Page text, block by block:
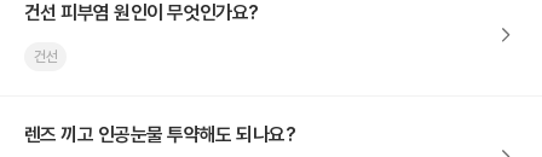
건선 피부염 원인이 무엇인가요?
건선
렌즈 끼고 인공눈물 투약해도 되나요?